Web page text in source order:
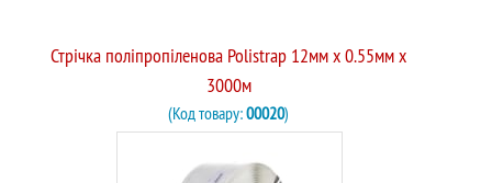
Стрічка поліпропіленова Polistrap 12мм х 0.55мм х
3000м
(Код товару:00020)